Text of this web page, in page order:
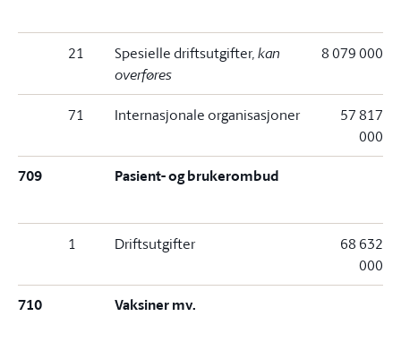
21 Spesielle driftsutgifter, kan
overføres
8 079 000
71 Internasjonale organisasjoner
57 817
000
709 Pasient- og brukerombud
1 Driftsutgifter
68 632
000
710 Vaksiner mv.